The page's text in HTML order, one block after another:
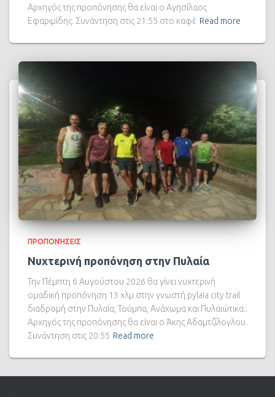
Αρχηγός της προπόνησης θα είναι ο Αγησίλαος
Εφαριμίδης. Συνάντηση στις 21:55 στο καφέ Read more
ΠΡΟΠΟΝΉΣΕΙΣ
Νυχτερινή προπόνηση στην Πυλαία
Την Πέμπτη 6 Αυγούστου 2026 θα γίνει νυχτερινή
ομαδική προπόνηση 13 χλμ στην γνωστή pylaia city trail
διαδρομή στην Πυλαία, Τούμπα, Ανάχωμα και Πυλαιώτικα..
Αρχηγός της προπόνησης θα είναι ο Άκης Αδαμτζίλογλου.
Συνάντηση στις 20:55 Read more